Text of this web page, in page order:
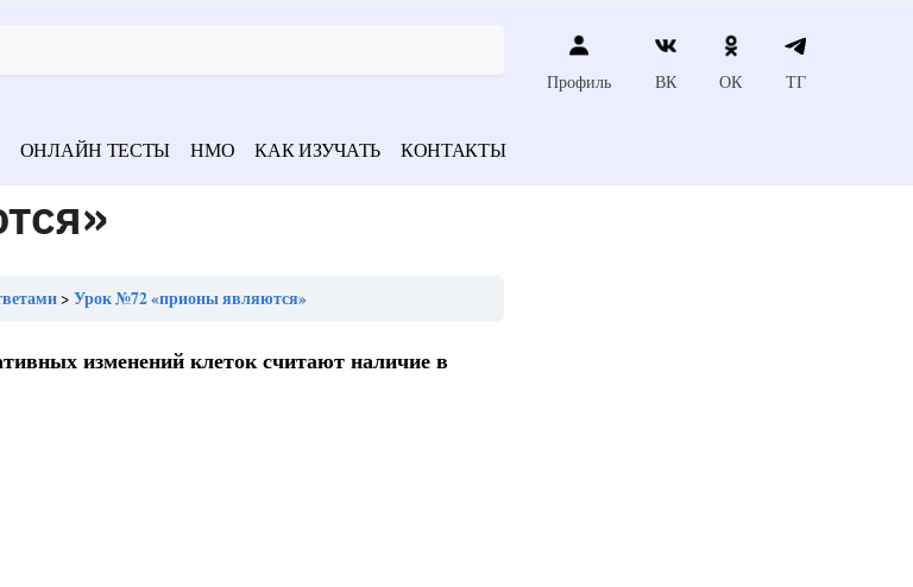
Профиль ВК ОК ТГ
ОНЛАЙН ТЕСТЫ НМО КАК ИЗУЧАТЬ КОНТАКТЫ
Урок №72 «прионы являются»
изменений клеток считают наличие в